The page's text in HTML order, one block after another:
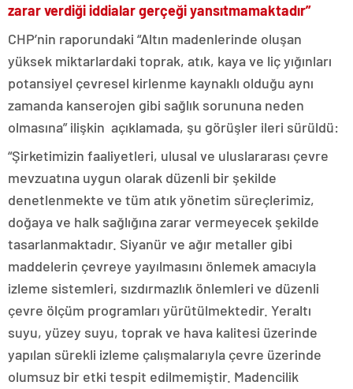
zarar verdiği iddialar gerçeği yansıtmamaktadır”
CHP’nin raporundaki “Altın madenlerinde oluşan
yüksek miktarlardaki toprak, atık, kaya ve liç yığınları
potansiyel çevresel kirlenme kaynaklı olduğu aynı
zamanda kanserojen gibi sağlık sorununa neden
olmasına” ilişkin açıklamada, şu görüşler ileri sürüldü:
“Şirketimizin faaliyetleri, ulusal ve uluslararası çevre
mevzuatına uygun olarak düzenli bir şekilde
denetlenmekte ve tüm atık yönetim süreçlerimiz,
doğaya ve halk sağlığına zarar vermeyecek şekilde
tasarlanmaktadır. Siyanür ve ağır metaller gibi
maddelerin çevreye yayılmasını önlemek amacıyla
izleme sistemleri, sızdırmazlık önlemleri ve düzenli
çevre ölçüm programları yürütülmektedir. Yeraltı
suyu, yüzey suyu, toprak ve hava kalitesi üzerinde
yapılan sürekli izleme çalışmalarıyla çevre üzerinde
olumsuz bir etki tespit edilmemiştir. Madencilik